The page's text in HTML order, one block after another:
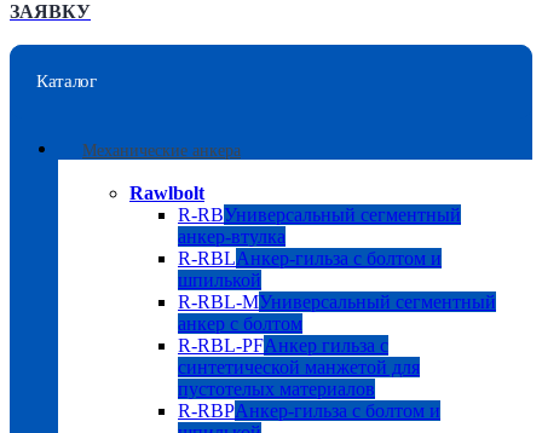
ЗАЯВКУ
Каталог
Механические анкера
Rawlbolt
R-RBУниверсальный сегментный
анкер-втулка
R-RBLАнкер-гильза с болтом и
шпилькой
R-RBL-MУниверсальный сегментный
анкер с болтом
R-RBL-PFАнкер гильза с
синтетической манжетой для
пустотелых материалов
R-RBPАнкер-гильза с болтом и